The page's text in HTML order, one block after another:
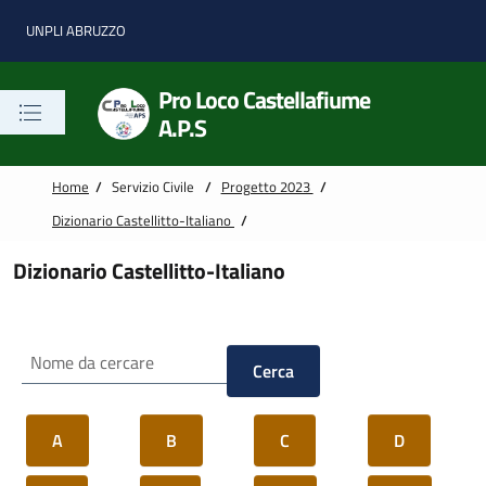
Vai alle notizie in primo piano
Vai al footer
UNPLI ABRUZZO
Pro Loco Castellafiume
A.P.S
Home / Servizio Civile / Progetto 2023 /
Dizionario Castellitto-Italiano /
Dizionario Castellitto-Italiano
Cerca
A B C D